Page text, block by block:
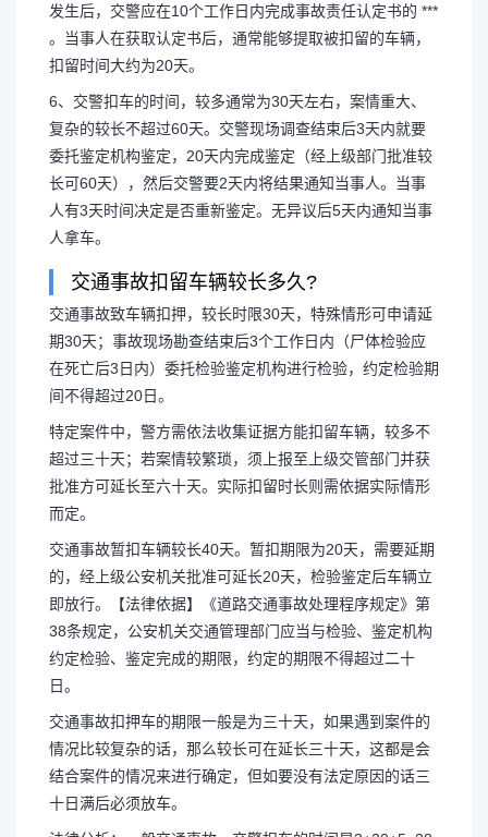
发生后，交警应在10个工作日内完成事故责任认定书的 ***
。当事人在获取认定书后，通常能够提取被扣留的车辆，
扣留时间大约为20天。
6、交警扣车的时间，较多通常为30天左右，案情重大、
复杂的较长不超过60天。交警现场调查结束后3天内就要
委托鉴定机构鉴定，20天内完成鉴定（经上级部门批准较
长可60天），然后交警要2天内将结果通知当事人。当事
人有3天时间决定是否重新鉴定。无异议后5天内通知当事
人拿车。
交通事故扣留车辆较长多久?
交通事故致车辆扣押，较长时限30天，特殊情形可申请延
期30天；事故现场勘查结束后3个工作日内（尸体检验应
在死亡后3日内）委托检验鉴定机构进行检验，约定检验期
间不得超过20日。
特定案件中，警方需依法收集证据方能扣留车辆，较多不
超过三十天；若案情较繁琐，须上报至上级交管部门并获
批准方可延长至六十天。实际扣留时长则需依据实际情形
而定。
交通事故暂扣车辆较长40天。暂扣期限为20天，需要延期
的，经上级公安机关批准可延长20天，检验鉴定后车辆立
即放行。【法律依据】《道路交通事故处理程序规定》第
38条规定，公安机关交通管理部门应当与检验、鉴定机构
约定检验、鉴定完成的期限，约定的期限不得超过二十
日。
交通事故扣押车的期限一般是为三十天，如果遇到案件的
情况比较复杂的话，那么较长可在延长三十天，这都是会
结合案件的情况来进行确定，但如要没有法定原因的话三
十日满后必须放车。